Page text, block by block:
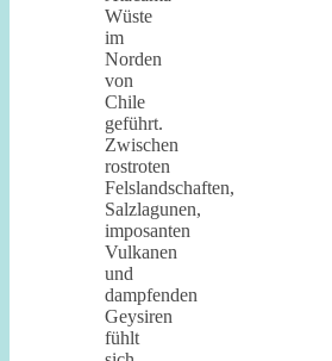
Wüste
im
Norden
von
Chile
geführt.
Zwischen
rostroten
Felslandschaften,
Salzlagunen,
imposanten
Vulkanen
und
dampfenden
Geysiren
fühlt